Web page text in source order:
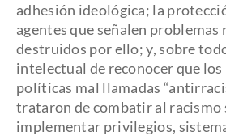
adhesión ideológica; la
agentes que señalen problemas
destruidos por ello; y, sobre
intelectual de reconocer que
políticas mal llamadas
trataron de combatir al racismo
implementar privilegios,